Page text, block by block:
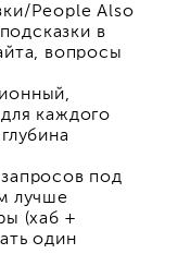
People Also
в
вопросы
каждого
под
лучше
(хаб +
один